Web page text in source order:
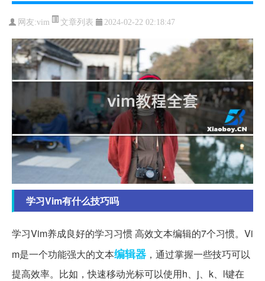
网友:vim 文章列表 2024-02-22 02:18:47
学习Vim有什么技巧吗
学习Vim养成良好的学习习惯 高效文本编辑的7个习惯。Vi
m是一个功能强大的文本编辑器 ，通过掌握一些技巧可以
提高效率。比如，快速移动光标可以使用h、j、k、l键在